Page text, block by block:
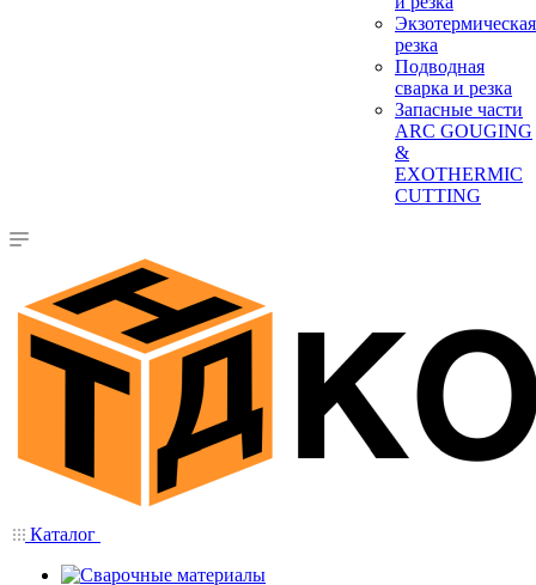
Экзотермическая
резка
Подводная
сварка и резка
Запасные части
ARC GOUGING
&
EXOTHERMIC
CUTTING
Каталог